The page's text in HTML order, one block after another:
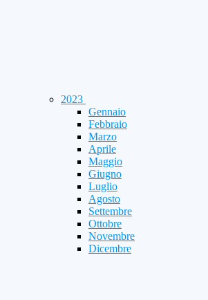
2023
Gennaio
Febbraio
Marzo
Aprile
Maggio
Giugno
Luglio
Agosto
Settembre
Ottobre
Novembre
Dicembre